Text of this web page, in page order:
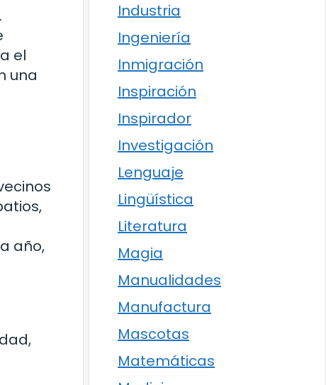
el
una
año,
Industria
Ingeniería
Inmigración
Inspiración
Inspirador
Investigación
Lenguaje
Lingüística
Literatura
Magia
Manualidades
Manufactura
Mascotas
Matemáticas